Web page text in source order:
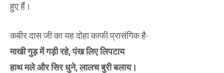
हुए हैं।
कबीर दास जी का यह दोहा काफी प्रासंगिक है-
माखी गुड़ में गड़ी रहे, पंख लिए लिपटाय
हाथ मले और सिर धुने, लालच बुरी बलाय।